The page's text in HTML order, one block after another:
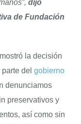
dijo
de Fundación
la decisión
del gobierno
denunciamos
preservativos y
así como sin